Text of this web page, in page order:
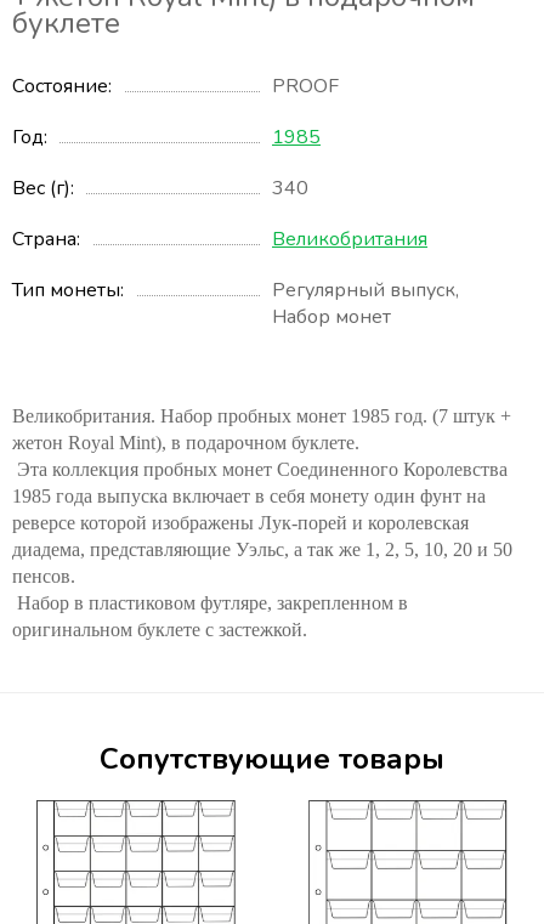
буклете
Состояние
PROOF
Год
1985
Вес (г)
340
Страна
Великобритания
Тип монеты
Регулярный выпуск,
Набор монет
Великобритания. Набор пробных монет 1985 год. (7 штук +
жетон Royal Mint), в подарочном буклете.
Эта коллекция пробных монет Соединенного Королевства
1985 года выпуска включает в себя монету один фунт на
реверсе которой изображены Лук-порей и королевская
диадема, представляющие Уэльс, а так же 1, 2, 5, 10, 20 и 50
пенсов.
Набор в пластиковом футляре, закрепленном в
оригинальном буклете с застежкой.
Сопутствующие товары